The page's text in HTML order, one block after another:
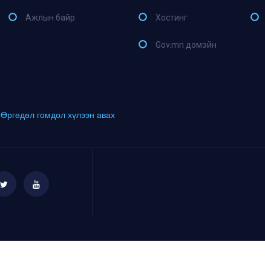
Ажлын байр Хостинг
Gov.mn домэйн
Өргөдөл гомдол хүлээн авах